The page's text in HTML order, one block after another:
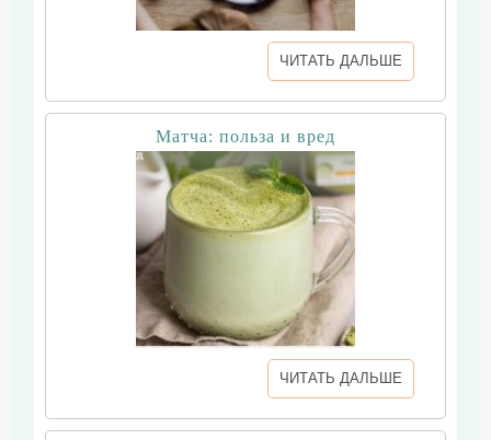
ЧИТАТЬ ДАЛЬШЕ
Матча: польза и вред
ЧИТАТЬ ДАЛЬШЕ